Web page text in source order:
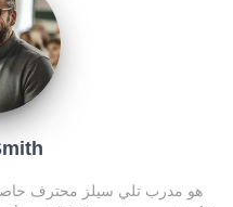
هو مدرب تلي سيلز محترف